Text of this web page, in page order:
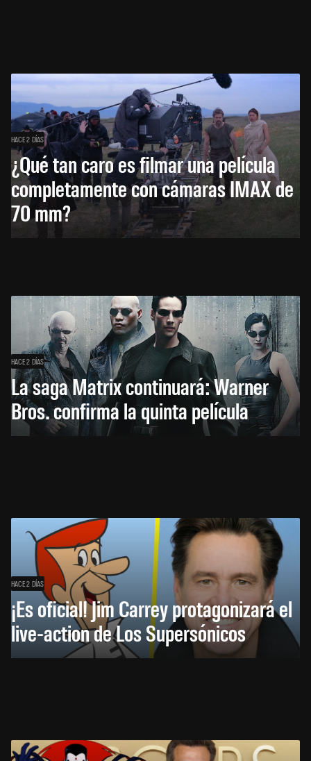
HACE 2 DÍAS
¿Qué tan caro es filmar una película
completamente con cámaras IMAX de
70 mm?
HACE 2 DÍAS
La saga Matrix continuará: Warner
Bros. confirma la quinta película
HACE 2 DÍAS
¡Es oficial! Jim Carrey protagonizará el
live-action de Los Supersónicos